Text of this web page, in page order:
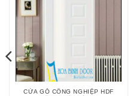
CỬA GỖ CÔNG NGHIỆP HDF